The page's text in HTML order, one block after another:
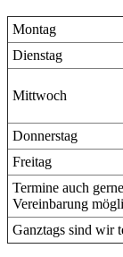
Montag
Dienstag
Mittwoch
Donnerstag
Freitag
Termine auch
Vereinbarung
Ganztags sind wir